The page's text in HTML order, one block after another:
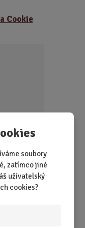
soubory
zatímco jiné
uživatelský
cookies?
Cookie
dali ke kávě. Ale